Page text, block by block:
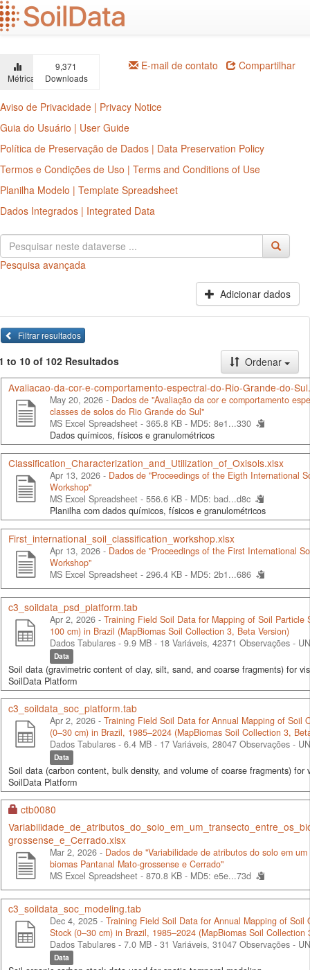
Ir
para
o
principal
Métricas
9,371
Downloads
E-mail de contato Compartilhar
Aviso de Privacidade | Privacy Notice
Guia do Usuário | User Guide
Política de Preservação de Dados | Data Preservation Policy
Termos e Condições de Uso | Terms and Conditions of Use
Planilha Modelo | Template Spreadsheet
Dados Integrados | Integrated Data
Pesquisa avançada
Adicionar dados
Filtrar resultados
to 10 of 102 Resultados
Ordenar
Avaliacao-da-cor-e-comportamento-espectral-do-Rio-Grande-do-
May 20, 2026 - Dados de "Avaliação da cor e comportamento
classes de solos do Rio Grande do Sul"
MS Excel Spreadsheet - 365.8 KB - MD5: 8e1...330
Dados químicos, físicos e granulométricos
Classification_Characterization_and_Utilization_of_Oxisols.xlsx
Apr 13, 2026 - Dados de "Proceedings of the Eigth International
Workshop"
MS Excel Spreadsheet - 556.6 KB - MD5: bad...d8c
Planilha com dados químicos, físicos e granulométricos
First_international_soil_classification_workshop.xlsx
Apr 13, 2026 - Dados de "Proceedings of the First International
Workshop"
MS Excel Spreadsheet - 296.4 KB - MD5: 2b1...686
c3_soildata_psd_platform.tab
Apr 2, 2026 - Training Field Soil Data for Mapping of Soil Particle
100 cm) in Brazil (MapBiomas Soil Collection 3, Beta Version)
Dados Tabulares - 9.9 MB - 18 Variáveis, 42371 Observações -
Data
Soil data (gravimetric content of clay, silt, sand, and coarse fragments) for
SoilData Platform
c3_soildata_soc_platform.tab
Apr 2, 2026 - Training Field Soil Data for Annual Mapping of Soil
(0–30 cm) in Brazil, 1985–2024 (MapBiomas Soil Collection 3,
Dados Tabulares - 6.4 MB - 17 Variáveis, 28047 Observações -
Data
Soil data (carbon content, bulk density, and volume of coarse fragments) for
SoilData Platform
ctb0080
grossense_e_Cerrado.xlsx
Mar 2, 2026 - Dados de "Variabilidade de atributos do solo em
biomas Pantanal Mato-grossense e Cerrado"
MS Excel Spreadsheet - 870.8 KB - MD5: e5e...73d
c3_soildata_soc_modeling.tab
Dec 4, 2025 - Training Field Soil Data for Annual Mapping of Soil
Stock (0–30 cm) in Brazil, 1985–2024 (MapBiomas Soil Collection
Dados Tabulares - 7.0 MB - 31 Variáveis, 31047 Observações -
Data